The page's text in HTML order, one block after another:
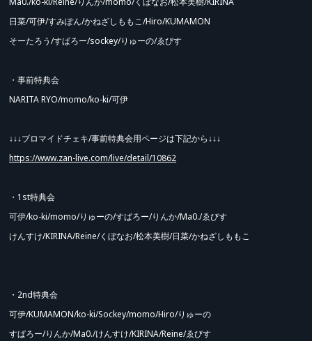
※撮影は演者またはスタッフが行います。
※ピンもしくはツーショットで撮影いただけます。
※お客様同士の特典会券の交換、譲渡、転売は禁止といたします。
※決済エラーが発生した場合、またそれにより完売してしまった場合もこちら
では一切の責任を負いません。
※各在庫についてのお問い合わせはお控えください。
※会場内、会場付近での溜まる行為は禁止となります。
退場いただきますようご協力お願いいたします。
指示に従わない場合特典会への参加をお断りする場合がございます。状況によ
ってはイベント自体を中止する可能性がございます。
※チケットを購入された方のみでなく、同行者におきましても全ての記載事項
と対象となります。
日菜/可伊/すみぽん/かねざしももこ/Hiro/KUMAMON
そーたろう/すぱろー/sockey/りゅーの/ゑびす
・事前特典会
NARITA RYO/momo/ko-ki/可伊
↓↓↓ブロマイドチェキ/事前特典会用ページは下記から↓↓↓
https://www.zan-live.com/live/detail/10862
・1st特典会
可伊/ko-ki/momo/りゅーの/すぱろー/りんか/Ma0./ゑびす
けんすけ/KIRINA/Reine/くぼなお/松本美樹/日菜/かねざしももこ
・2nd特典会
可伊/KUMAMON/ko-ki/Sockey/momo/Hiro/りゅーの
すぱろー/りんか/Ma0./けんすけ/KIRINA/Reine/ゑびす